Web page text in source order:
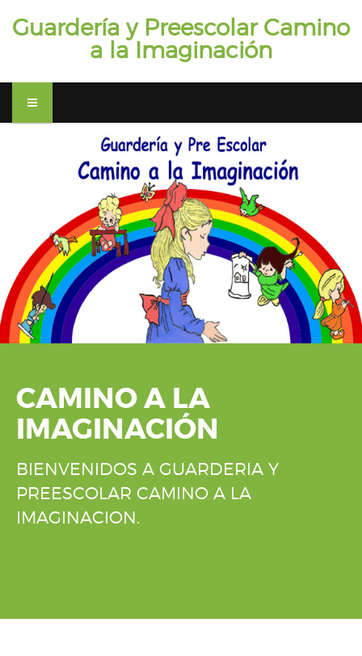
Guardería y Preescolar Camino
a la Imaginación
CAMINO A LA
IMAGINACIÓN
BIENVENIDOS A GUARDERIA Y
PREESCOLAR CAMINO A LA
IMAGINACION.